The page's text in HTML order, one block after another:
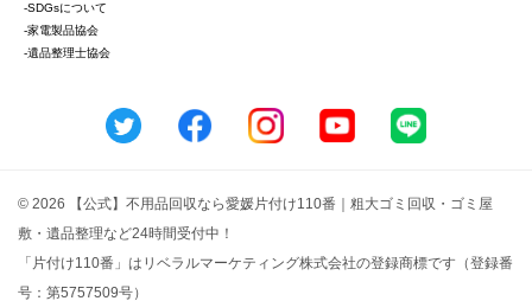
-SDGsについて
-家電製品協会
-遺品整理士協会
© 2026 【公式】不用品回収なら愛媛片付け110番｜粗大ゴミ回収・ゴミ屋
敷・遺品整理など24時間受付中！
「片付け110番」はリベラルマーケティング株式会社の登録商標です（登録番
号：第5757509号）